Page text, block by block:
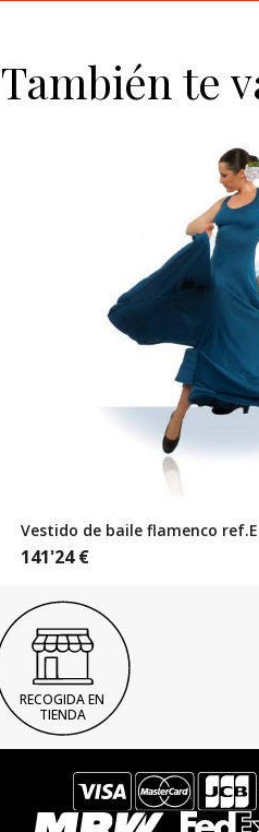
También te
Vestido de baile flamenco
141'24€
RECOGIDA EN
TIENDA